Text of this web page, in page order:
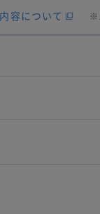
容について ※